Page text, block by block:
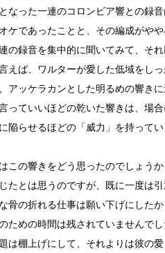
なった一連のコロンビア響との録
ケであったことと、その編成がや
の録音を集中的に聞いてみて、そ
えば、ワルターが愛した低域をし
アッケラカンとした明るめの響き
っていいほどの乾いた響きは、場
陥らせるほどの「威力」を持ってい
この響きをどう思ったのでしょうか
たとは思うのですが、既に一度は
骨の折れる仕事は願い下げにした
ための時間は残されていませんでし
は棚上げにして、それよりは彼の